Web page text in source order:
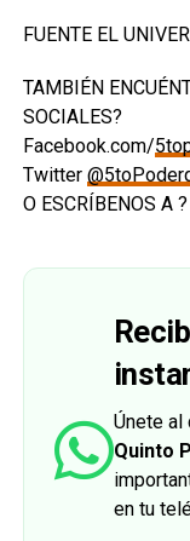
FUENTE EL
TAMBIÉN
SOCIALES?
Facebook.com/
Twitter
O ESCRÍBENOS A
Únete al
Quinto
en tu